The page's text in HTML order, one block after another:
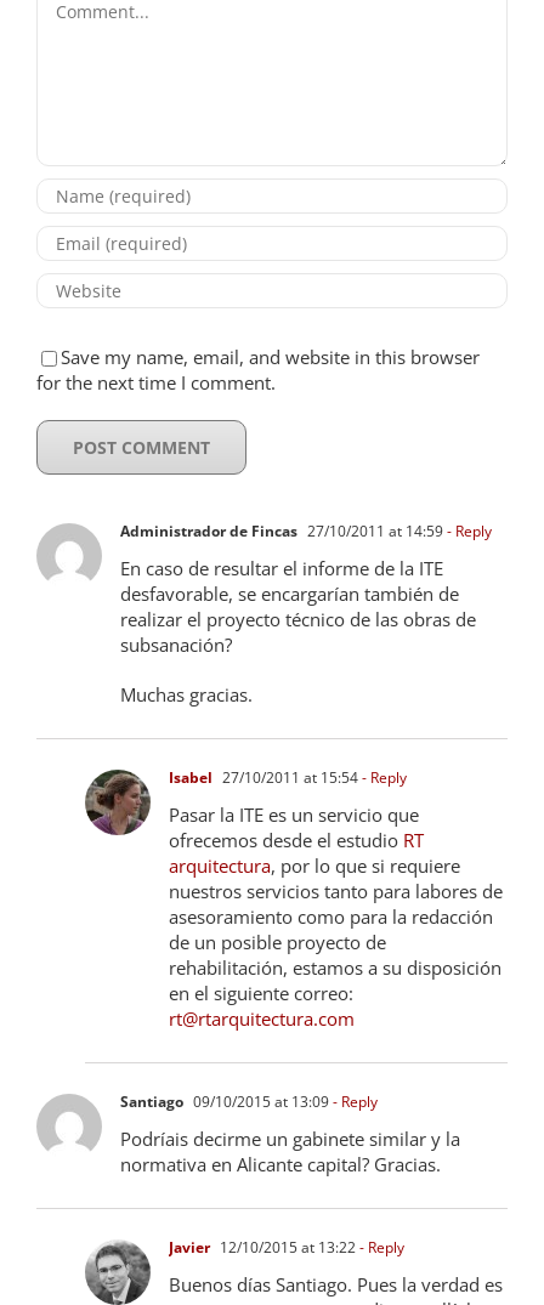
Administrador de Fincas 27/10/2011 at 14:59- Reply
En caso de resultar el informe de la ITE
desfavorable, se encargarían también de
subsanación?
Muchas gracias.
Isabel 27/10/2011 at 15:54- Reply
Pasar la ITE es un servicio que
ofrecemos desde el estudioRT
arquitectura, por lo que si requiere
nuestros servicios tanto para labores de
asesoramiento como para la redacción
de un posible proyecto de
rehabilitación, estamos a su disposición
en el siguiente correo:
rt@rtarquitectura.com
Santiago 09/10/2015 at 13:09- Reply
Podríais decirme un gabinete similar y la
normativa en Alicante capital? Gracias.
Javier 12/10/2015 at 13:22 - Reply
for the next time I comment.